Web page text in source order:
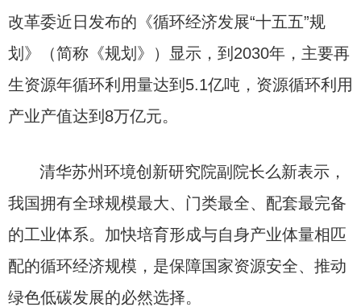
改革委近日发布的《循环经济发展“十五五”规
划》（简称《规划》）显示，到2030年，主要再
生资源年循环利用量达到5.1亿吨，资源循环利用
产业产值达到8万亿元。
清华苏州环境创新研究院副院长么新表示，
我国拥有全球规模最大、门类最全、配套最完备
的工业体系。加快培育形成与自身产业体量相匹
配的循环经济规模，是保障国家资源安全、推动
绿色低碳发展的必然选择。